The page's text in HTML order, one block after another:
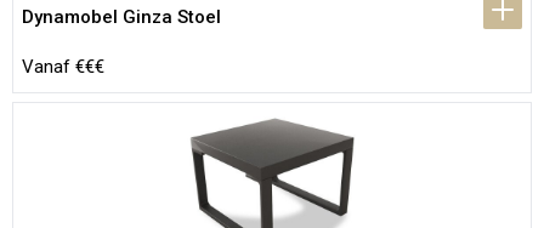
Dynamobel Ginza Stoel
Vanaf €€€